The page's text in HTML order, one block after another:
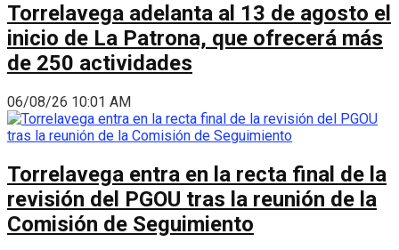
Torrelavega adelanta al 13 de agosto el
inicio de La Patrona, que ofrecerá más
de 250 actividades
06/08/26 10:01 AM
Torrelavega entra en la recta final de la
revisión del PGOU tras la reunión de la
Comisión de Seguimiento